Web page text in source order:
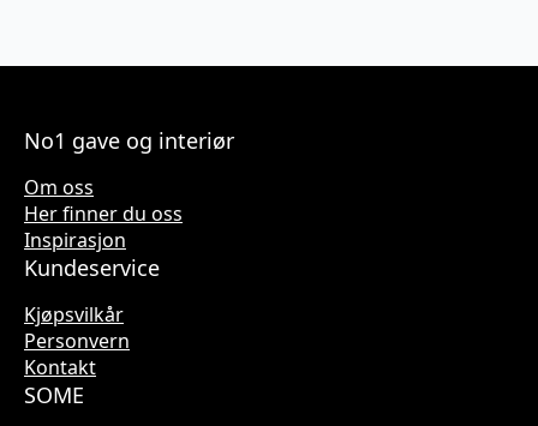
No1 gave og interiør
Om oss
Her finner du oss
Inspirasjon
Kundeservice
Kjøpsvilkår
Personvern
Kontakt
SOME